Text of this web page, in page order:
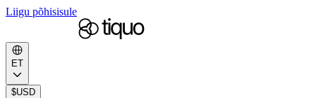
Liigu põhisisule
ET
$USD